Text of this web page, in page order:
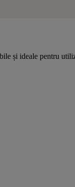
și ideale pentru